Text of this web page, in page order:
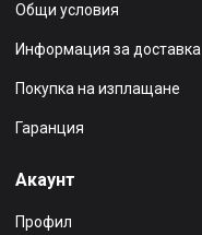
Общи условия
Информация за доставка
Покупка на изплащане
Гаранция
Акаунт
Профил